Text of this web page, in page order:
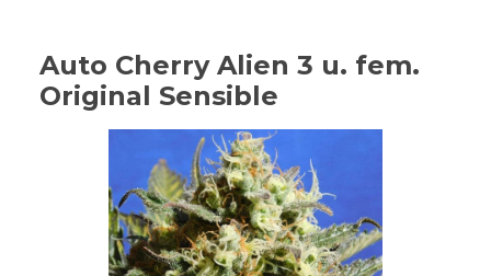
Auto Cherry Alien 3 u. fem.
Original Sensible